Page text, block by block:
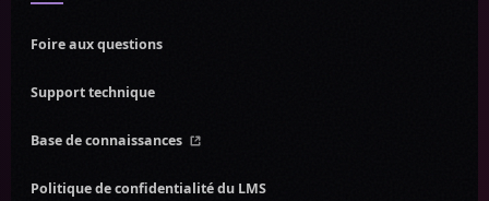
Foire aux questions
Support technique
Base de connaissances
nouvel onglet
Politique de confidentialité du LMS